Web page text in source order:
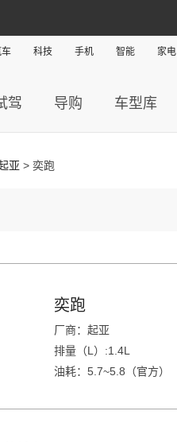
科技 手机 智能 家电
驾 导购 车型库
亚 > 奕跑
奕跑
厂商：起亚
排量（L）:1.4L
油耗：5.7~5.8（官方）